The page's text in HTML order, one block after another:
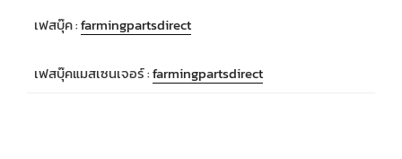
เฟสบุ๊ค :farmingpartsdirect
เฟสบุ๊คแมสเซนเจอร์ :farmingpartsdirect